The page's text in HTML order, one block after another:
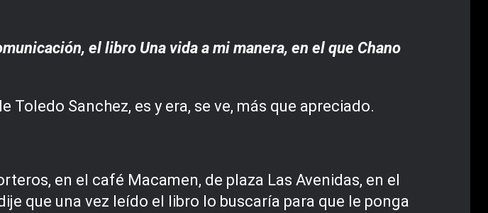
el libro Una vida a mi manera, en el que Chano
Sanchez, es y era, se ve, más que apreciado.
en el café Macamen, de plaza Las Avenidas, en el
que una vez leído el libro lo buscaría para que le ponga